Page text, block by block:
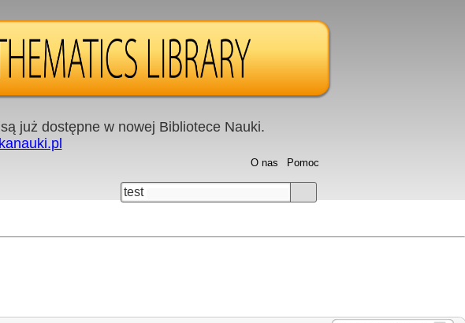
już dostępne w nowej Bibliotece Nauki.
Pomoc
O nas
test